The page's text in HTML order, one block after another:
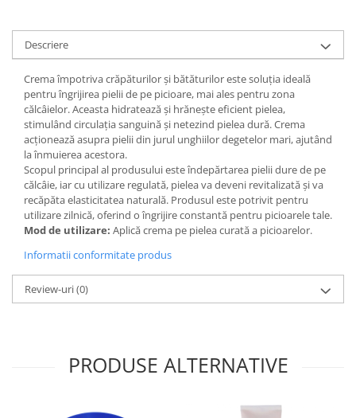
Descriere
Crema împotriva crăpăturilor și bătăturilor este soluția ideală
pentru îngrijirea pielii de pe picioare, mai ales pentru zona
călcâielor. Aceasta hidratează și hrănește eficient pielea,
stimulând circulația sanguină și netezind pielea dură. Crema
acționează asupra pielii din jurul unghiilor degetelor mari, ajutând
la înmuierea acestora.
Scopul principal al produsului este îndepărtarea pielii dure de pe
călcâie, iar cu utilizare regulată, pielea va deveni revitalizată și va
recăpăta elasticitatea naturală. Produsul este potrivit pentru
utilizare zilnică, oferind o îngrijire constantă pentru picioarele tale.
Mod de utilizare: Aplică crema pe pielea curată a picioarelor.
Informatii conformitate produs
Review-uri(0)
PRODUSE ALTERNATIVE